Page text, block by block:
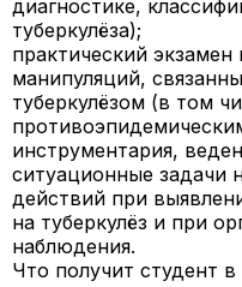
диагностике,
туберкулёза);
практический
манипуляций,
туберкулёзом (в том
инструментария,
ситуационные задачи
действий при
на туберкулёз и при
наблюдения.
Что получит студент в